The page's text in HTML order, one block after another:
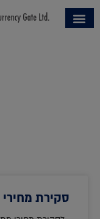
סקירת מחירי